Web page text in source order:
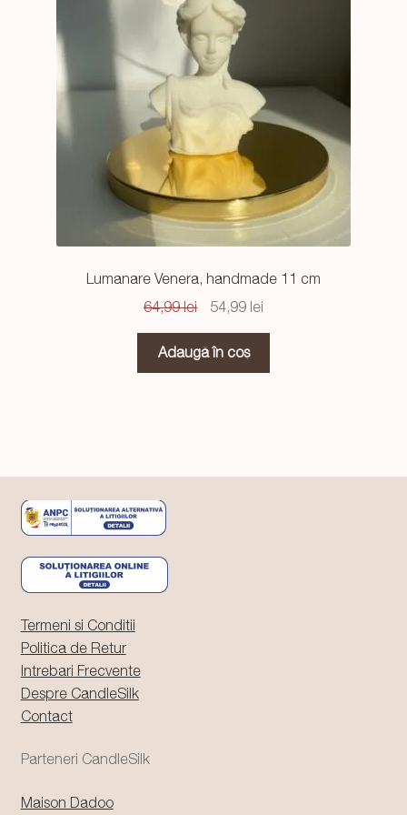
Lumanare Venera, handmade 11 cm
64,99lei
Prețul
a
fost:
54,99 leiPrețul
54,99 lei.
Adaugă în coș
Termeni si Conditii
Politica de Retur
Intrebari Frecvente
Despre CandleSilk
Contact
Parteneri CandleSilk
Maison Dadoo